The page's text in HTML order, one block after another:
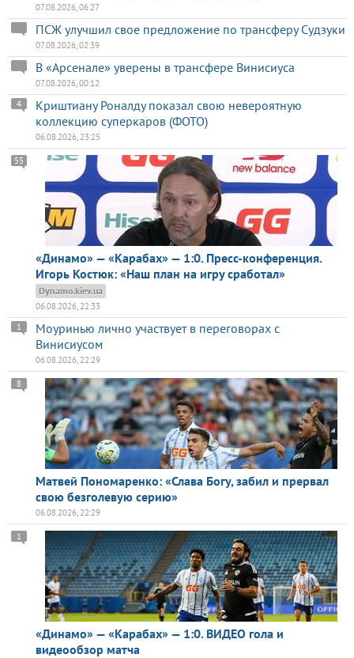
07.08.2026, 06:27
ПСЖ улучшил свое предложение по трансферу Судзуки
07.08.2026, 02:39
В «Арсенале» уверены в трансфере Винисиуса
07.08.2026, 00:12
Криштиану Роналду показал свою невероятную
коллекцию суперкаров (ФОТО)
4
06.08.2026, 23:25
«Динамо» — «Карабах» — 1:0. Пресс-конференция.
Игорь Костюк: «Наш план на игру сработал»
55
Dynamo.kiev.ua
06.08.2026, 22:33
Моуринью лично участвует в переговорах с
Винисиусом
1
06.08.2026, 22:29
Матвей Пономаренко: «Слава Богу, забил и прервал
свою безголевую серию»
8
06.08.2026, 22:29
«Динамо» — «Карабах» — 1:0. ВИДЕО гола и
видеообзор матча
1